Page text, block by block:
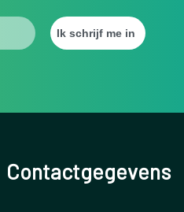
Contactgegevens